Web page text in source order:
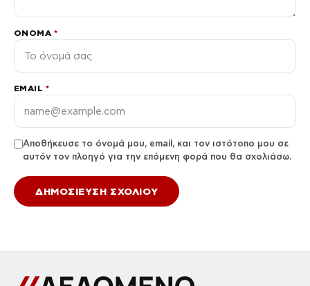
ΌΝΟΜΑ *
EMAIL *
Αποθήκευσε το όνομά μου, email, και τον ιστότοπο μου σε
αυτόν τον πλοηγό για την επόμενη φορά που θα σχολιάσω.